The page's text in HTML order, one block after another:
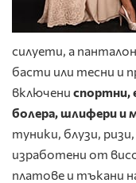
силуети, а
басти или тесни и
включени спортни,
болера, шлифери и
туники, блузи,
изработени от
платове и тъкани